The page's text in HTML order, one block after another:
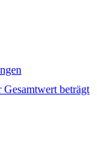
beträgt